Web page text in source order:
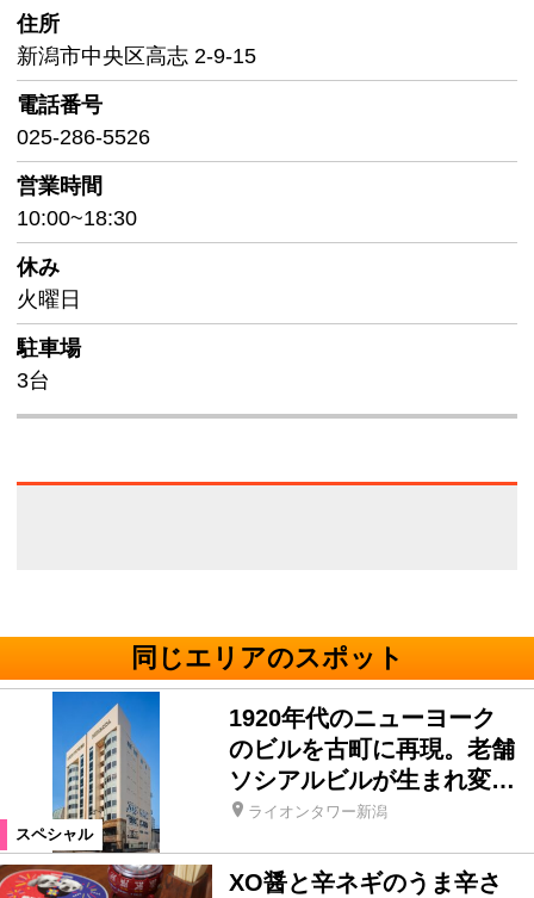
住所
新潟市中央区高志 2-9-15
電話番号
025-286-5526
営業時間
10:00~18:30
休み
火曜日
駐車場
3台
同じエリアのスポット
スペシャル
1920年代のニューヨーク
のビルを古町に再現。老舗
ソシアルビルが生まれ変…
ライオンタワー新潟
XO醤と辛ネギのうま辛さ